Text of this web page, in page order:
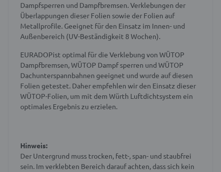
Dampfsperren und Dampfbremsen. Verklebungen der
Überlappungen dieser Folien sowie der Folien auf
Metallprofile. Geeignet für den Einsatz im Innen- und
Außenbereich (UV-Beständigkeit 8 Wochen).
EURADOPist optimal für die Verklebung von WÜTOP
Dampfbremsen, WÜTOP Dampf sperren und WÜTOP
Dachunterspannbahnen geeignet und wurde auf diesen
Folien getestet. Daher empfehlen wir den Einsatz dieser
WÜTOP-Folien, um mit dem Würth Luftdichtsystem ein
optimales Ergebnis zu erzielen.
Hinweis:
Der Untergrund muss trocken, fett-, span- und staubfrei
sein. Im verklebten Bereich darauf achten, dass sich kein